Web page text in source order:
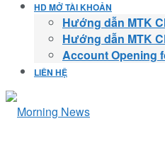
HD MỞ TÀI KHOẢN
Hướng dẫn MTK
Hướng dẫn MTK
Account Opening
LIÊN HỆ